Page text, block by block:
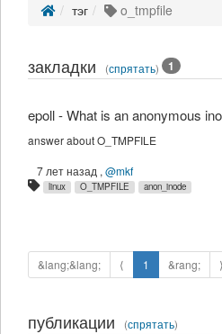
тэг o_tmpfile
закладки (спрятать) 1
answer about O_TMPFILE
7 лет назад ,@mkf
linux O_TMPFILE anon_inode
&lang;&lang; ⟨ 1 &rang;
публикации (спрятать)